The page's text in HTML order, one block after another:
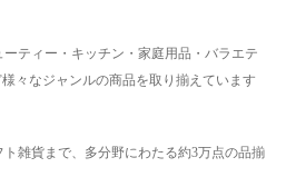
ティー・キッチン・家庭用品・バラエテ
々なジャンルの商品を取り揃えています
雑貨まで、多分野にわたる約3万点の品揃